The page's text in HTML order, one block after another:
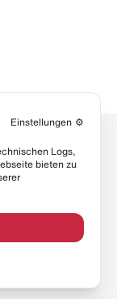
Einstellungen ⚙️
Logs,
bieten zu